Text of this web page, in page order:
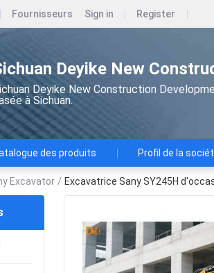
Fournisseurs Sign in Register
Deyike New
Deyike New Construction
à Sichuan.
des produits Profil de la
Excavator / Excavatrice Sany SY245H